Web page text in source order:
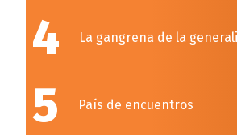
4 La gangrena de la
5 País de encuentros